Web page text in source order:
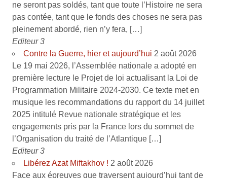
ne seront pas soldés, tant que toute l’Histoire ne sera
pas contée, tant que le fonds des choses ne sera pas
pleinement abordé, rien n’y fera, […]
Editeur 3
Contre la Guerre, hier et aujourd’hui 2 août 2026
Le 19 mai 2026, l’Assemblée nationale a adopté en
première lecture le Projet de loi actualisant la Loi de
Programmation Militaire 2024-2030. Ce texte met en
musique les recommandations du rapport du 14 juillet
2025 intitulé Revue nationale stratégique et les
engagements pris par la France lors du sommet de
l’Organisation du traité de l’Atlantique […]
Editeur 3
Libérez Azat Miftakhov ! 2 août 2026
Face aux épreuves que traversent aujourd’hui tant de